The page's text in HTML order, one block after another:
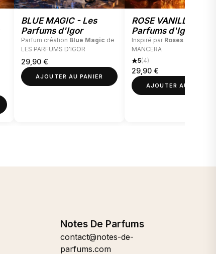
BLUE MAGIC - Les
Parfums d'Igor
Parfum création Blue Magic de
LES PARFUMS D'IGOR
29,90 €
AJOUTER AU PANIER
ROSE VANILLE - Les
Parfums d'Igor
Inspiré par Roses Vanille
MANCERA
5(4)
29,90 €
AJOUTER AU PANIER
Notes De Parfums
contact@notes-de-
parfums.com